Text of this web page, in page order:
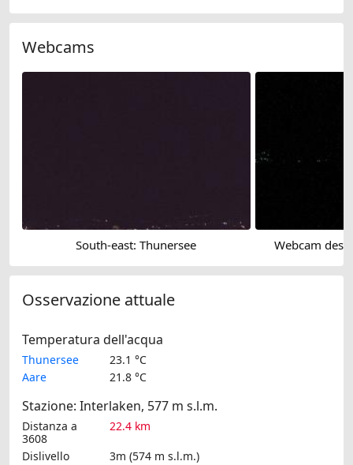
Webcams
South-east: Thunersee Webcam des
Osservazione attuale
Temperatura dell'acqua
Thunersee
23.1 °C
Aare
21.8 °C
Stazione: Interlaken, 577 m s.l.m.
Distanza a
3608
22.4 km
Dislivello
3m (574 m s.l.m.)